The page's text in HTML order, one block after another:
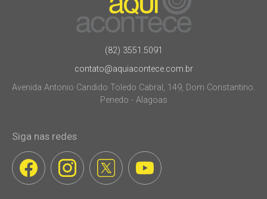
(82) 3551.5091
contato@aquiacontece.com.br
Avenida Antonio Candido Toledo Cabral, 149, Dom Constantino.
Penedo - Alagoas
Siga nas redes